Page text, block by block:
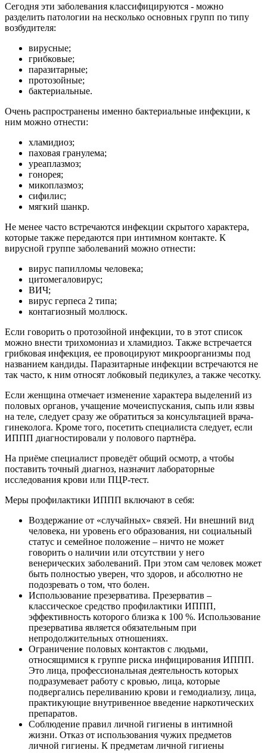
Сегодня эти заболевания классифицируются - можно
разделить патологии на несколько основных групп по типу
возбудителя:
вирусные;
грибковые;
паразитарные;
протозойные;
бактериальные.
Очень распространены именно бактериальные инфекции, к
ним можно отнести:
хламидиоз;
паховая гранулема;
уреаплазмоз;
гонорея;
микоплазмоз;
сифилис;
мягкий шанкр.
Не менее часто встречаются инфекции скрытого характера,
которые также передаются при интимном контакте. К
вирусной группе заболеваний можно отнести:
вирус папилломы человека;
цитомегаловирус;
ВИЧ;
вирус герпеса 2 типа;
контагиозный моллюск.
Если говорить о протозойной инфекции, то в этот список
можно внести трихомониаз и хламидиоз. Также встречается
грибковая инфекция, ее провоцируют микроорганизмы под
названием кандиды. Паразитарные инфекции встречаются не
так часто, к ним относят лобковый педикулез, а также чесотку.
Если женщина отмечает изменение характера выделений из
половых органов, учащение мочеиспускания, сыпь или язвы
на теле, следует сразу же обратиться за консультацией врача-
гинеколога. Кроме того, посетить специалиста следует, если
ИППП диагностировали у полового партнёра.
На приёме специалист проведёт общий осмотр, а чтобы
поставить точный диагноз, назначит лабораторные
исследования крови или ПЦР-тест.
Меры профилактики ИППП включают в себя:
Воздержание от «случайных» связей. Ни внешний вид
человека, ни уровень его образования, ни социальный
статус и семейное положение – ничто не может
говорить о наличии или отсутствии у него
венерических заболеваний. При этом сам человек может
быть полностью уверен, что здоров, и абсолютно не
подозревать о том, что болен.
Использование презерватива. Презерватив –
классическое средство профилактики ИППП,
эффективность которого близка к 100 %. Использование
презерватива является обязательным при
непродолжительных отношениях.
Ограничение половых контактов с людьми,
относящимися к группе риска инфицирования ИППП.
Это лица, профессиональная деятельность которых
подразумевает работу с кровью, лица, которые
подвергались переливанию крови и гемодиализу, лица,
практикующие внутривенное введение наркотических
препаратов.
Соблюдение правил личной гигиены в интимной
жизни. Отказ от использования чужих предметов
личной гигиены. К предметам личной гигиены